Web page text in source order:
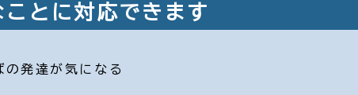
ことに対応できます
の発達が気になる